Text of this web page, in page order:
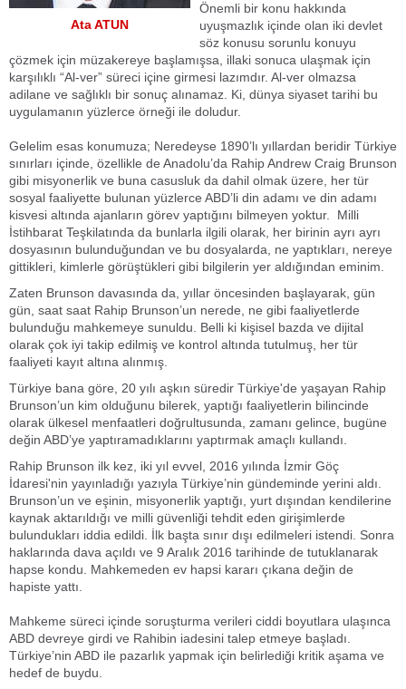
Ata ATUN
Önemli bir konu hakkında
uyuşmazlık içinde olan iki devlet
söz konusu sorunlu konuyu
çözmek için müzakereye başlamışsa, illaki sonuca ulaşmak için
karşılıklı “Al-ver” süreci içine girmesi lazımdır. Al-ver olmazsa
adilane ve sağlıklı bir sonuç alınamaz. Ki, dünya siyaset tarihi bu
uygulamanın yüzlerce örneği ile doludur.
Gelelim esas konumuza; Neredeyse 1890’lı yıllardan beridir Türkiye
sınırları içinde, özellikle de Anadolu’da Rahip Andrew Craig Brunson
gibi misyonerlik ve buna casusluk da dahil olmak üzere, her tür
sosyal faaliyette bulunan yüzlerce ABD’li din adamı ve din adamı
kisvesi altında ajanların görev yaptığını bilmeyen yoktur. Milli
İstihbarat Teşkilatında da bunlarla ilgili olarak, her birinin ayrı ayrı
dosyasının bulunduğundan ve bu dosyalarda, ne yaptıkları, nereye
gittikleri, kimlerle görüştükleri gibi bilgilerin yer aldığından eminim.
Zaten Brunson davasında da, yıllar öncesinden başlayarak, gün
gün, saat saat Rahip Brunson’un nerede, ne gibi faaliyetlerde
bulunduğu mahkemeye sunuldu. Belli ki kişisel bazda ve dijital
olarak çok iyi takip edilmiş ve kontrol altında tutulmuş, her tür
faaliyeti kayıt altına alınmış.
Türkiye bana göre, 20 yılı aşkın süredir Türkiye'de yaşayan Rahip
Brunson’un kim olduğunu bilerek, yaptığı faaliyetlerin bilincinde
olarak ülkesel menfaatleri doğrultusunda, zamanı gelince, bugüne
değin ABD’ye yaptıramadıklarını yaptırmak amaçlı kullandı.
Rahip Brunson ilk kez, iki yıl evvel, 2016 yılında İzmir Göç
İdaresi'nin yayınladığı yazıyla Türkiye’nin gündeminde yerini aldı.
Brunson’un ve eşinin, misyonerlik yaptığı, yurt dışından kendilerine
kaynak aktarıldığı ve milli güvenliği tehdit eden girişimlerde
bulundukları iddia edildi. İlk başta sınır dışı edilmeleri istendi. Sonra
haklarında dava açıldı ve 9 Aralık 2016 tarihinde de tutuklanarak
hapse kondu. Mahkemeden ev hapsi kararı çıkana değin de
hapiste yattı.
Mahkeme süreci içinde soruşturma verileri ciddi boyutlara ulaşınca
ABD devreye girdi ve Rahibin iadesini talep etmeye başladı.
Türkiye’nin ABD ile pazarlık yapmak için belirlediği kritik aşama ve
hedef de buydu.